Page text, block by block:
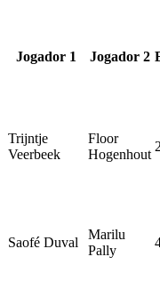
Jogador 1 Jogador 2
Trijntje
Veerbeek
Floor
Hogenhout
Saofé Duval
Marilu
Pally